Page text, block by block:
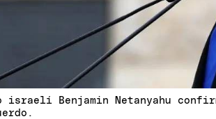
israelí Benjamin Netanyahu